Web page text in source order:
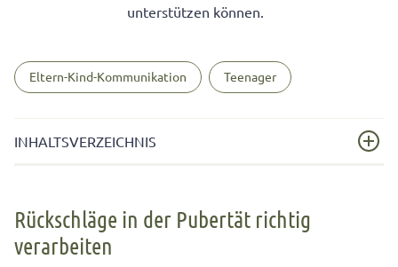
unterstützen können.
Eltern-Kind-Kommunikation Teenager
INHALTSVERZEICHNIS
Misserfolge sind normal!
Kinder und Jugendliche gehen unterschiedlich mit
Rückschläge in der Pubertät richtig
verarbeiten